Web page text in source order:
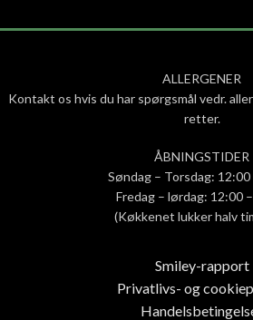
ALLERGENER
Kontakt os hvis du har spørgsmål vedr.
retter.
ÅBNINGSTIDER
Søndag – Torsdag:
Fredag – lørdag: 12:00
(Køkkenet lukker halv
Smiley-rapport
Privatlivs- og